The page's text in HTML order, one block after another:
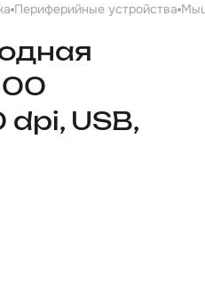
Периферийные устройства
USB,